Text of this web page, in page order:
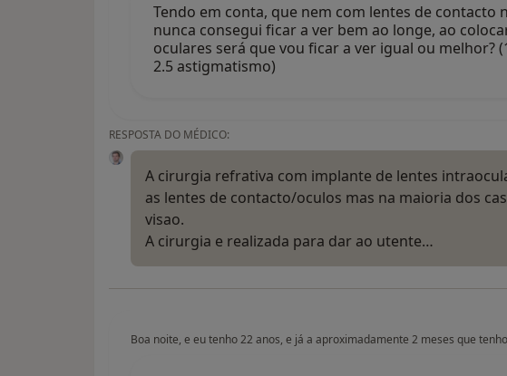
Tendo em conta, que nem com lentes de contacto
nunca consegui ficar a ver bem ao longe, ao
oculares será que vou ficar a ver igual ou melhor?
2.5 astigmatismo)
RESPOSTA DO MÉDICO:
A cirurgia refrativa com implante de lentes
as lentes de contacto/oculos mas na maioria dos
visao.
A cirurgia e realizada para dar ao utente…
Boa noite, e eu tenho 22 anos, e já a aproximadamente 2 meses que